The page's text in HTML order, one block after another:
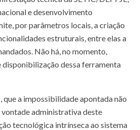
e desenvolvimento
por parâmetros locais, a criação
estruturais, entre elas a
Não há, no momento,
disponibilização dessa ferramenta
a impossibilidade apontada não
vontade administrativa deste
tecnológica intrínseca ao sistema